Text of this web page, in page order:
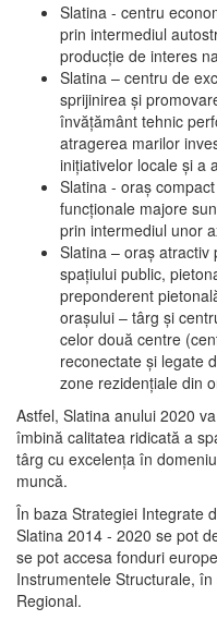
Slatina - centru
prin intermediul
producţie de interes
Slatina – centru de
sprijinirea şi
învăţământ tehnic
atragerea marilor
iniţiativelor locale şi a
Slatina - oraş
funcţionale majore
prin intermediul unor
Slatina – oraş atractiv
spaţiului public,
preponderent
oraşului – târg şi
celor două centre
reconectate şi legate
zone rezidenţiale din
Astfel, Slatina anului 2020
îmbină calitatea ridicată a
târg cu excelenţa în
muncă.
În baza Strategiei Integrate
Slatina 2014 - 2020 se pot
se pot accesa fonduri
Instrumentele Structurale,
Regional.